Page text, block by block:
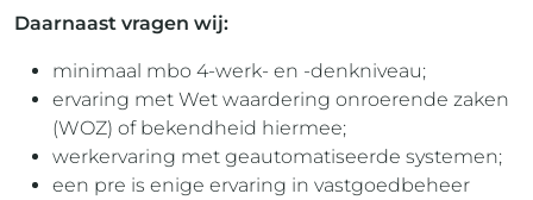
Daarnaast vragen wij:
minimaal mbo 4-werk- en -denkniveau;
ervaring met Wet waardering onroerende zaken
(WOZ) of bekendheid hiermee;
werkervaring met geautomatiseerde systemen;
een pre is enige ervaring in vastgoedbeheer